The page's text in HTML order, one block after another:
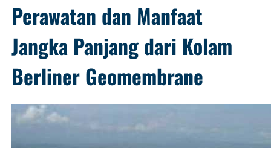
Perawatan dan Manfaat
Jangka Panjang dari Kolam
Berliner Geomembrane